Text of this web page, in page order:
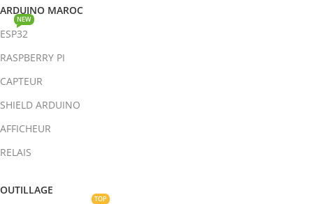
ARDUINO MAROC
ESP32
NEW
RASPBERRY PI
CAPTEUR
SHIELD ARDUINO
AFFICHEUR
RELAIS
OUTILLAGE
TOP